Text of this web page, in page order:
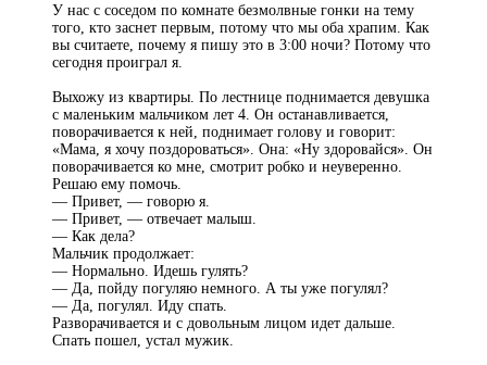
У нас с соседом по комнате безмолвные гонки на тему
того, кто заснет первым, потому что мы оба храпим. Как
вы считаете, почему я пишу это в 3:00 ночи? Потому что
сегодня проиграл я.
Выхожу из квартиры. По лестнице поднимается девушка
с маленьким мальчиком лет 4. Он останавливается,
поворачивается к ней, поднимает голову и говорит:
«Мама, я хочу поздороваться». Она: «Ну здоровайся». Он
поворачивается ко мне, смотрит робко и неуверенно.
Решаю ему помочь.
— Привет, — говорю я.
— Привет, — отвечает малыш.
— Как дела?
Мальчик продолжает:
— Нормально. Идешь гулять?
— Да, пойду погуляю немного. А ты уже погулял?
— Да, погулял. Иду спать.
Разворачивается и с довольным лицом идет дальше.
Спать пошел, устал мужик.